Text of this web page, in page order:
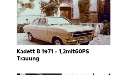
Kadett B 1971 - 1,2mit60PS
Trauung